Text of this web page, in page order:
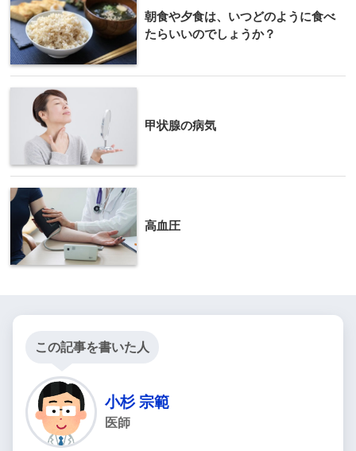
朝食や夕食は、いつどのように食べ
たらいいのでしょうか？
甲状腺の病気
高血圧
この記事を書いた人
小杉 宗範
医師